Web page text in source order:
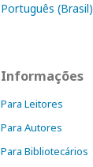
Português (Brasil)
Informações
Para Leitores
Para Autores
Para Bibliotecários